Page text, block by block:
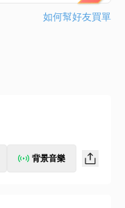
如何幫好友買單
背景音樂